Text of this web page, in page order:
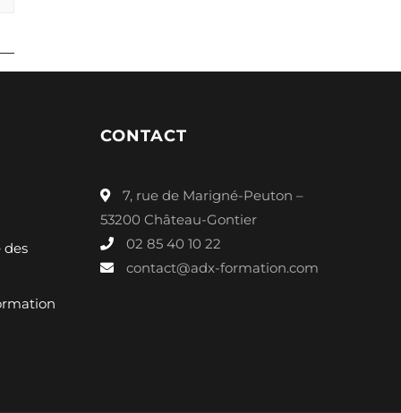
des
CONTACT
7, rue de Marigné-Peuton –
53200 Château-Gontier
02 85 40 10 22
contact@adx-formation.com